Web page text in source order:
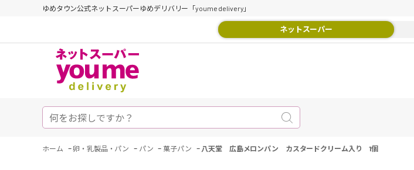
ゆめタウン公式ネットスーパーゆめデリバリー「youme delivery」
ネットスーパー
ホーム -卵・乳製品・パン - パン -菓子パン - 八天堂 広島メロンパン カスタードクリーム入り 1個